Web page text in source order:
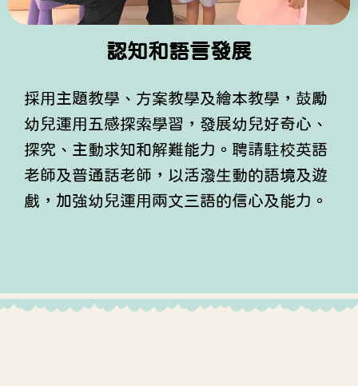
認知和語言發展
採用主題教學、方案教學及繪本教學，鼓勵
幼兒運用五感探索學習，發展幼兒好奇心、
探究、主動求知和解難能力。聘請駐校英語
老師及普通話老師，以活潑生動的語境及遊
戲，加強幼兒運用兩文三語的信心及能力。